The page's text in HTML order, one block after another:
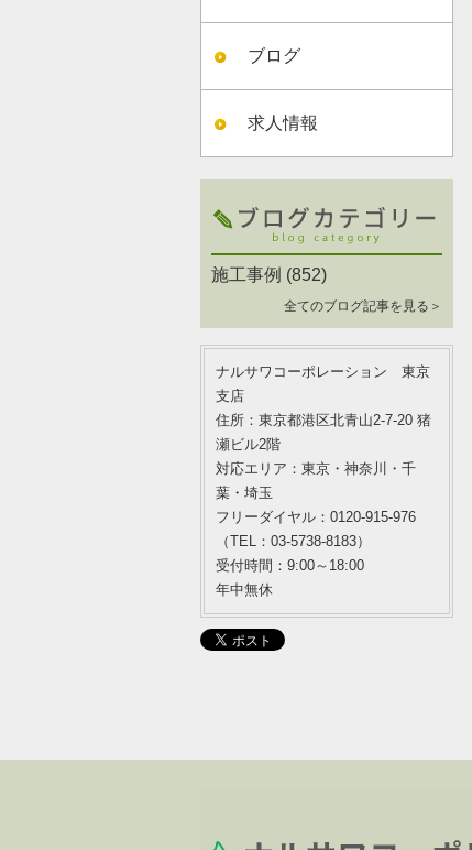
ブログ
求人情報
施工事例 (852)
全てのブログ記事を見る＞
ナルサワコーポレーション 東京
支店
住所：東京都港区北青山2-7-20 猪
瀬ビル2階
対応エリア：東京・神奈川・千
葉・埼玉
フリーダイヤル：0120-915-976
（TEL：03-5738-8183）
受付時間：9:00～18:00
年中無休